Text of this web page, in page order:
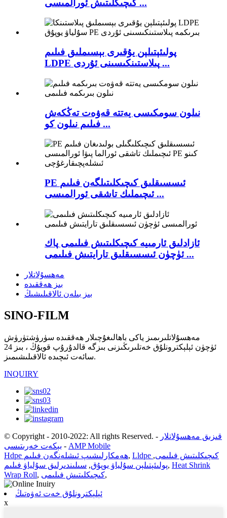
كىچىكلىتىش ئورالمىسى ...
پولىئېتىلېن يۇقىرى بېسىملىق فىلىم
LDPE پىلاستىنكىسىنى ئۇردى ...
نىلون سومكىسى يەتتە قەۋەت تەڭكەش
فىلىم نىلون كو ...
PE ئىسسىقلىق كىچىكلىتىلگەن فىلىم
ئىچىملىك ​​تاشقى ئورالمىسى ...
ئازادلىق ئارمىيە كىچىكلىتىش فىلىمى پاك
ئۈچۈن ئىسسىقلىق تارايتىش فىلىمى ...
مەھسۇلاتلار
بىز ھەققىدە
بىز بىلەن ئالاقىلىشىڭ
SINO-FILM
مەھسۇلاتلىرىمىز ياكى باھالىغۇچىلار ھەققىدە سۈرۈشتۈرۈش
ئۈچۈن ئېلېكترونلۇق خەتلىرىڭىزنى بىزگە قالدۇرۇپ قويۇڭ ، بىز 24
سائەت ئىچىدە ئالاقىلىشىمىز.
INQUIRY
© Copyright - 2010-2022: All rights Reserved. قىزىق مەھسۇلاتلار -
بېكەت خەرىتىسى - AMP Mobile
Hdpe ھەمكارلىشىپ ئىشلەنگەن فىلىم, Lldpe كىچىكلىتىش فىلىمى,
پولىئېتىلېن سۇلياۋ يوپۇق, سىلىندىرلىق سۇلياۋ فىلىم , Heat Shrink
Wrap Roll, كىچىكلىتىش فىلىمى,
ئېلېكترونلۇق خەت ئەۋەتىڭ
x